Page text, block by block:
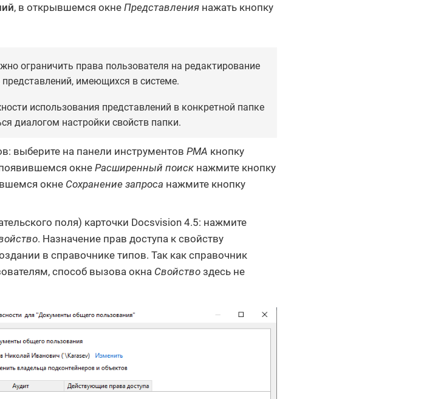
, в открывшемся окне Представления нажать кнопку
ограничить права пользователя на редактирование
имеющихся в системе.
использования представлений в конкретной папке
диалогом настройки свойств папки.
выберите на панели инструментов РМА кнопку
окне Расширенный поиск нажмите кнопку
окне Сохранение запроса нажмите кнопку
поля) карточки Docsvision 4.5: нажмите
. Назначение прав доступа к свойству
в справочнике типов. Так как справочник
способ вызова окна Свойство здесь не